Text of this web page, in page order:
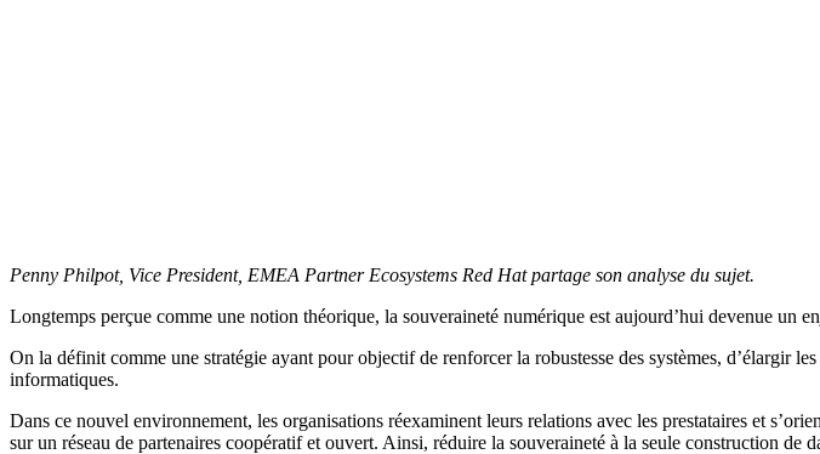
Penny Philpot, Vice President, EMEA Partner Ecosystems Red Hat partage son analyse du sujet.
Longtemps perçue comme une notion théorique, la souveraineté numérique est aujourd’hui devenue un
On la définit comme une stratégie ayant pour objectif de renforcer la robustesse des systèmes, d’élargir
informatiques.
Dans ce nouvel environnement, les organisations réexaminent leurs relations avec les prestataires et
sur un réseau de partenaires coopératif et ouvert. Ainsi, réduire la souveraineté à la seule construction de